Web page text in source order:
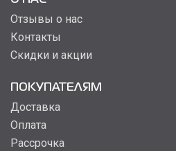
Отзывы о нас
Контакты
Скидки и акции
ПОКУПАТЕЛЯМ
Доставка
Оплата
Рассрочка